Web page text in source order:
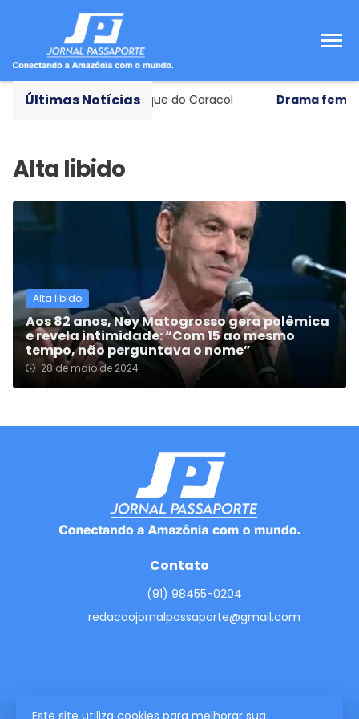
Últimas Notícias
de vinhos no Parque do Caracol Drama
Alta libido
Aos 82 anos, Ney Matogrosso gera polêmica
e revela intimidade: “Com 15 ao mesmo
tempo, não perguntava o nome”
28 de maio de 2024
Este site utiliza cookies para melhorar sua
Contato
(91) 98455-0204
redacaojornalpassaporte@gmail.com